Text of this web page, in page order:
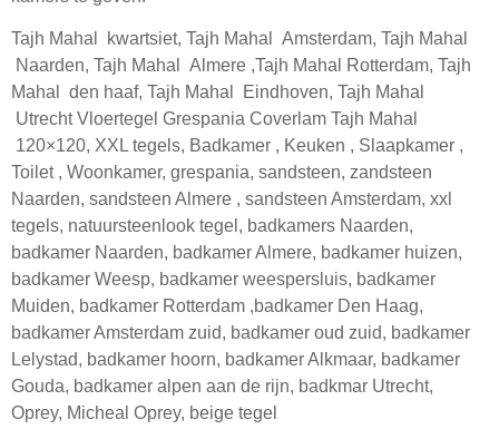
Tajh Mahal kwartsiet, Tajh Mahal Amsterdam, Tajh Mahal
Naarden, Tajh Mahal Almere ,Tajh Mahal Rotterdam, Tajh
Mahal den haaf, Tajh Mahal Eindhoven, Tajh Mahal
Utrecht Vloertegel Grespania Coverlam Tajh Mahal
120×120, XXL tegels, Badkamer , Keuken , Slaapkamer ,
Toilet , Woonkamer, grespania, sandsteen, zandsteen
Naarden, sandsteen Almere , sandsteen Amsterdam, xxl
tegels, natuursteenlook tegel, badkamers Naarden,
badkamer Naarden, badkamer Almere, badkamer huizen,
badkamer Weesp, badkamer weespersluis, badkamer
Muiden, badkamer Rotterdam ,badkamer Den Haag,
badkamer Amsterdam zuid, badkamer oud zuid, badkamer
Lelystad, badkamer hoorn, badkamer Alkmaar, badkamer
Gouda, badkamer alpen aan de rijn, badkmar Utrecht,
Oprey, Micheal Oprey, beige tegel